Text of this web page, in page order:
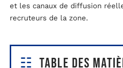
et les canaux de diffusion
recruteurs de la zone.
Table des